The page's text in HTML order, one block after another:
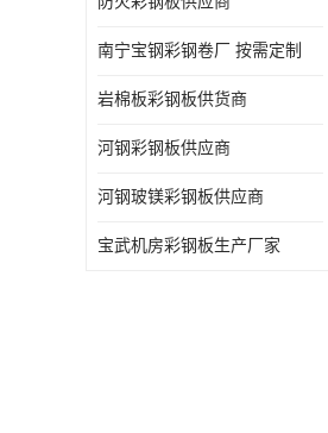
南宁宝钢彩钢卷厂 按需定制
岩棉板彩钢板供货商
河钢彩钢板供应商
河钢玻镁彩钢板供应商
宝武机房彩钢板生产厂家